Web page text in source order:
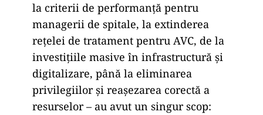
la criterii de performanță pentru
managerii de spitale, la extinderea
rețelei de tratament pentru AVC, de la
investițiile masive în infrastructură și
digitalizare, până la eliminarea
privilegiilor și reașezarea corectă a
resurselor – au avut un singur scop: